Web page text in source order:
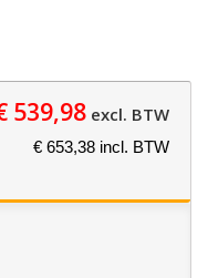
539,98 excl. BTW
€ 653,38 incl. BTW